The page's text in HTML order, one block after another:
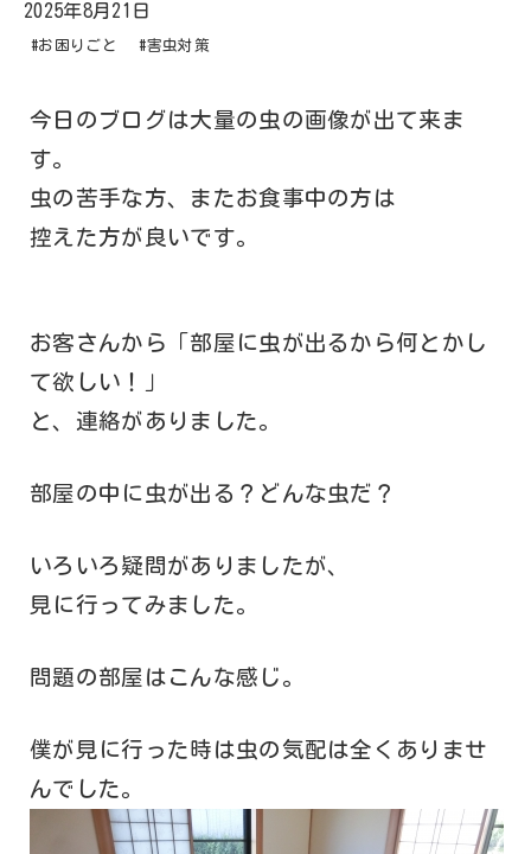
2025年8月21日
#お困りごと #害虫対策
今日のブログは大量の虫の画像が出て来ま
す。
虫の苦手な方、またお食事中の方は
控えた方が良いです。
お客さんから「部屋に虫が出るから何とかし
て欲しい！」
と、連絡がありました。
部屋の中に虫が出る？どんな虫だ？
いろいろ疑問がありましたが、
見に行ってみました。
問題の部屋はこんな感じ。
僕が見に行った時は虫の気配は全くありませ
んでした。